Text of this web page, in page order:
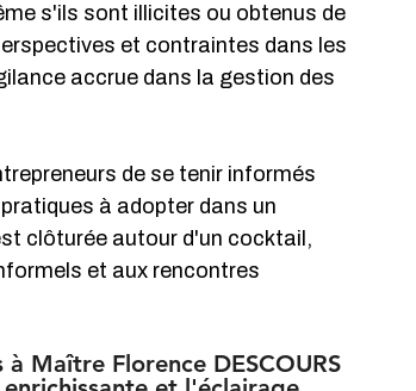
s'ils sont illicites ou obtenus de
et contraintes dans les
accrue dans la gestion des
de se tenir informés
à adopter dans un
clôturée autour d'un cocktail,
et aux rencontres
Maître Florence DESCOURS